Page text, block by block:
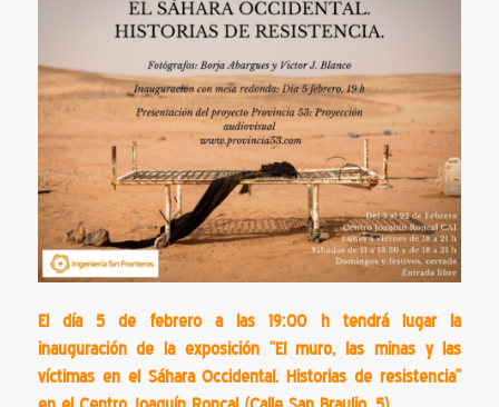
El día 5 de febrero a las 19:00 h tendrá lugar la
inauguración de la exposición “El muro, las minas y las
víctimas en el Sáhara Occidental. Historias de resistencia”